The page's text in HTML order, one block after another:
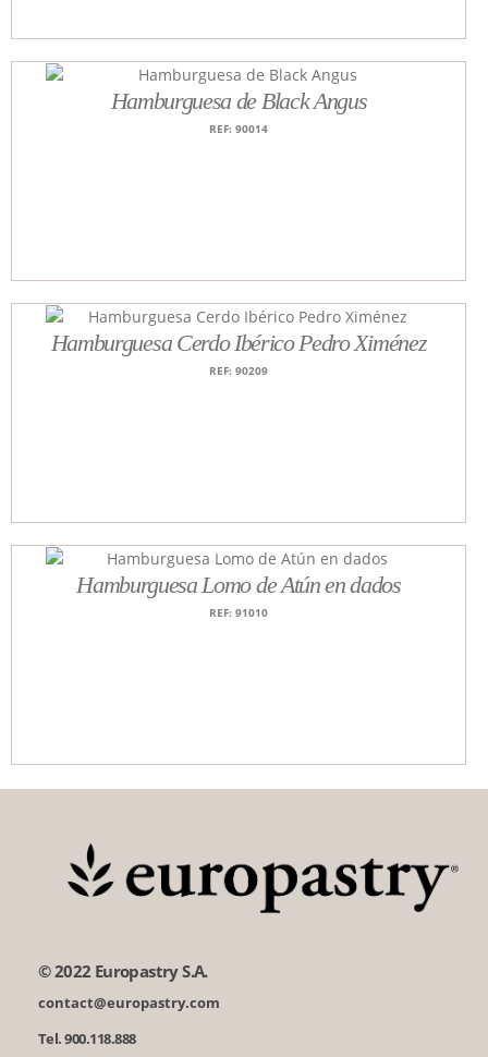
Hamburguesa de Black Angus
REF: 90014
Hamburguesa Cerdo Ibérico Pedro Ximénez
REF: 90209
Hamburguesa Lomo de Atún en dados
REF: 91010
© 2022 Europastry S.A.
contact@europastry.com
Tel. 900.118.888